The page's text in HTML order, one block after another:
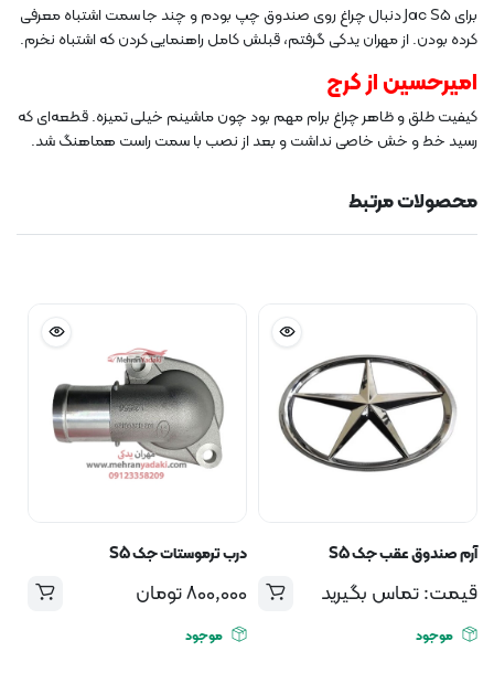
برای Jac S5 دنبال چراغ روی صندوق چپ بودم و چند جا سمت اشتباه معرفی
کرده بودن. از مهران یدکی گرفتم، قبلش کامل راهنمایی کردن که اشتباه نخرم.
امیرحسین از کرج
کیفیت طلق و ظاهر چراغ برام مهم بود چون ماشینم خیلی تمیزه. قطعه‌ای که
رسید خط و خش خاصی نداشت و بعد از نصب با سمت راست هماهنگ شد.
محصولات مرتبط
آرم صندوق عقب جک S5
قیمت: تماس بگیرید
موجود
درب ترموستات جک S5
800,000تومان
موجود